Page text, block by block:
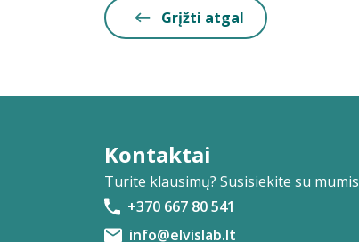
Grįžti atgal
Kontaktai
Turite klausimų? Susisiekite su mumis
+370 667 80 541
info@elvislab.lt